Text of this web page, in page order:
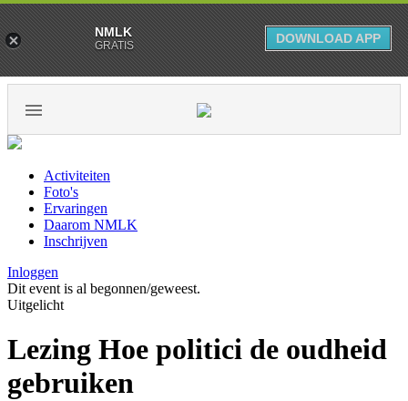
Activiteiten
Foto's
Ervaringen
Daarom NMLK
Inschrijven
Inloggen
Dit event is al begonnen/geweest.
Uitgelicht
Lezing Hoe politici de oudheid
gebruiken
NMLK
GRATIS DOWNLOAD APP